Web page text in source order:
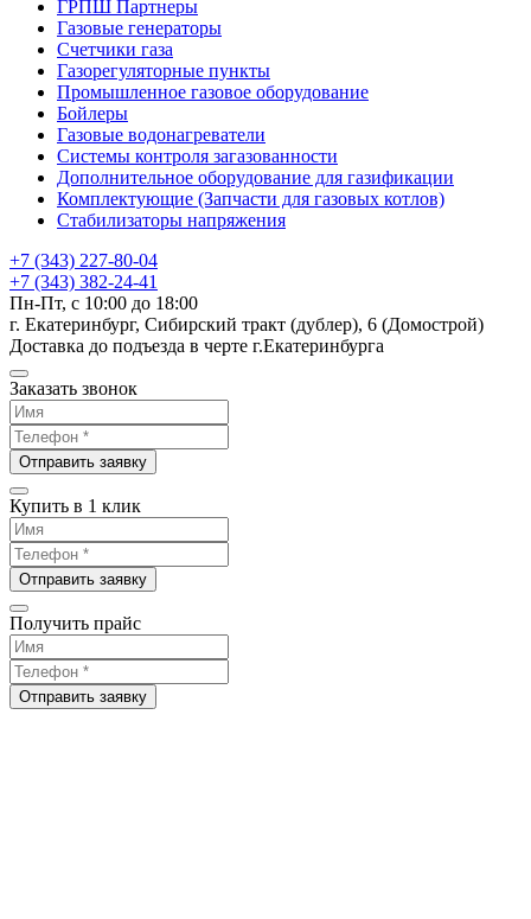
ГРПШ Партнеры
Газовые генераторы
Счетчики газа
Газорегуляторные пункты
Промышленное газовое оборудование
Бойлеры
Газовые водонагреватели
Системы контроля загазованности
Дополнительное оборудование для газификации
Комплектующие (Запчасти для газовых котлов)
Стабилизаторы напряжения
+7 (343) 227-80-04
+7 (343) 382-24-41
Пн-Пт, с 10:00 до 18:00
г. Екатеринбург, Сибирский тракт (дублер), 6 (Домострой)
Доставка до подъезда в черте г.Екатеринбурга
Заказать звонок
Отправить заявку
Купить в 1 клик
Отправить заявку
Получить прайс
Отправить заявку